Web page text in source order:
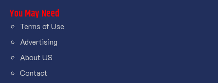
You May Need
Terms of Use
Advertising
About US
Contact